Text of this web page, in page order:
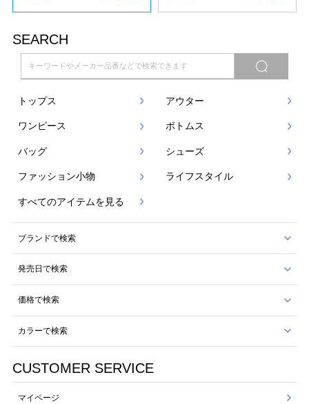
SEARCH
トップス アウター
ワンピース ボトムス
バッグ シューズ
ファッション小物 ライフスタイル
すべてのアイテムを見る
ブランドで検索
発売日で検索
価格で検索
カラーで検索
CUSTOMER SERVICE
マイページ